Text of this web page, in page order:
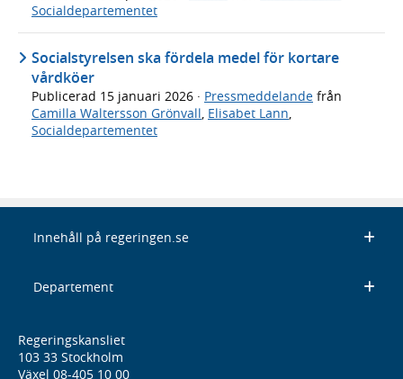
Socialdepartementet
Socialstyrelsen ska fördela medel för kortare
vårdköer
Publicerad 15 januari 2026 · Pressmeddelande från
Camilla Waltersson Grönvall Elisabet Lann
Socialdepartementet
Innehåll på regeringen.se
Departement
Regeringskansliet
103 33 Stockholm
Växel 08-405 10 00